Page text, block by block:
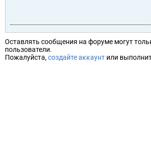
Оставлять сообщения на форуме могут
пользователи.
Пожалуйста, создайте аккаунт или